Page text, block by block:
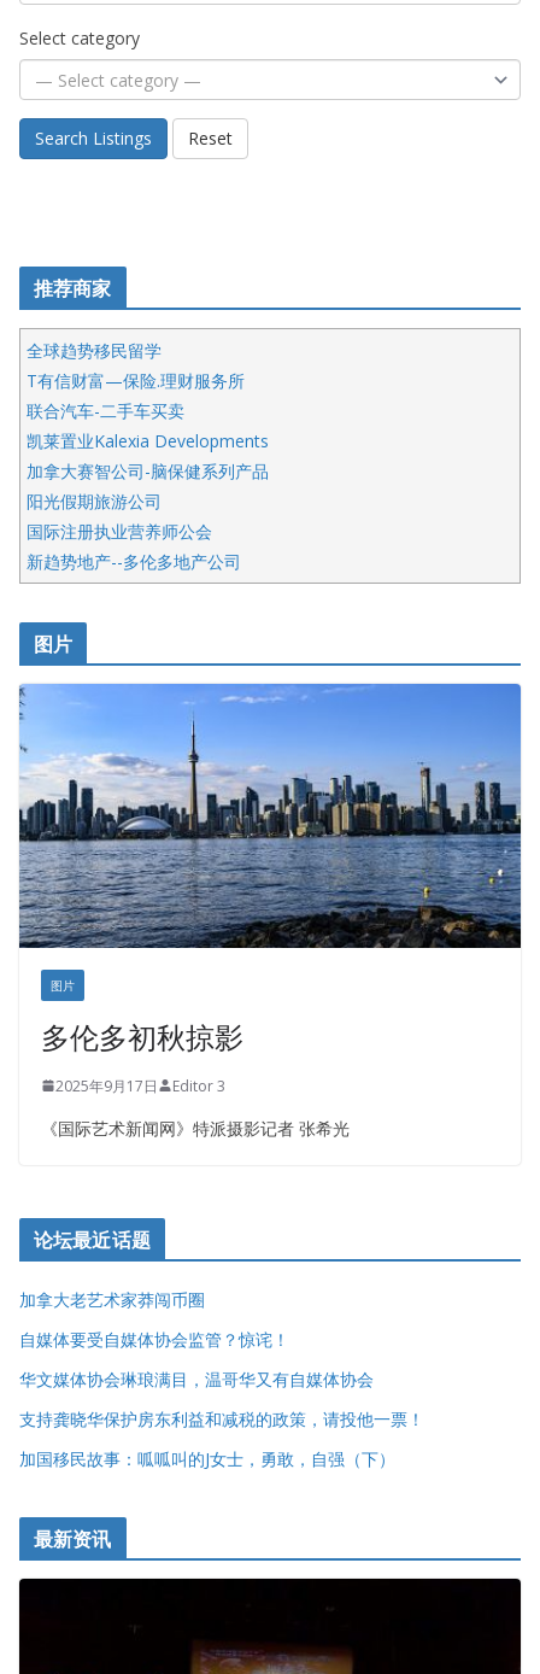
Select category
Search Listings Reset
推荐商家
全球趋势移民留学
T有信财富—保险.理财服务所
联合汽车-二手车买卖
凯莱置业Kalexia Developments
加拿大赛智公司-脑保健系列产品
阳光假期旅游公司
国际注册执业营养师公会
新趋势地产--多伦多地产公司
开明车行KS CAR SALES & SERVICE
健健宝公司
皇后金融集团
正点印艺设计
图片
图片
多伦多初秋掠影
2025年9月17日 Editor 3
《国际艺术新闻网》特派摄影记者 张希光
论坛最近话题
加拿大老艺术家莽闯币圈
自媒体要受自媒体协会监管？惊诧！
华文媒体协会琳琅满目，温哥华又有自媒体协会
支持龚晓华保护房东利益和减税的政策，请投他一票！
加国移民故事：呱呱叫的J女士，勇敢，自强（下）
最新资讯